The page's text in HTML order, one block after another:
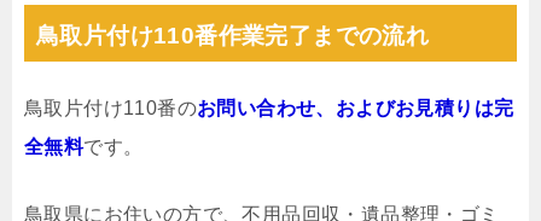
鳥取片付け110番作業完了までの流れ
鳥取片付け110番のお問い合わせ、およびお見積りは完
全無料です。
鳥取県にお住いの方で、不用品回収・遺品整理・ゴミ